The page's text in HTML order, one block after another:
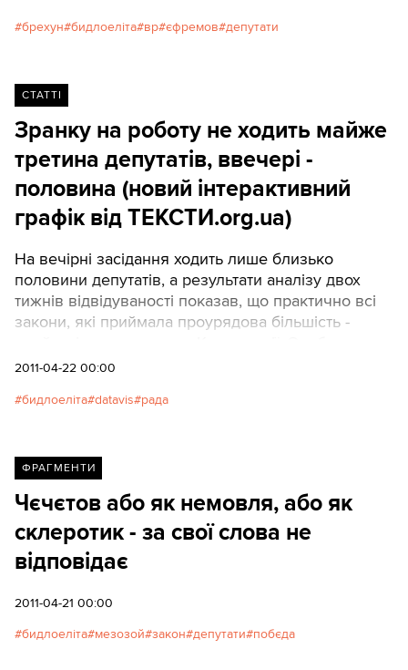
брехун бидлоеліта вр єфремов депутати
СТАТТІ
Зранку на роботу не ходить майже
третина депутатів, ввечері -
половина (новий інтерактивний
графік від ТЕКСТИ.org.ua)
На вечірні засідання ходить лише близько
половини депутатів, а результати аналізу двох
тижнів відвідуваності показав, що практично всі
закони, які приймала проурядова більшість -
жахливою виглядає ситуація ввечері, коли у
складу депутатів ВР.Наразі, з 5 квітня - початку
квітня - у "більшості" під час голосувань було
достатньо депутатів, щоб приймати закони, не
порушуючи Конституцію (і теж, тоді у залі було
лише 228 чоловік).
2011-04-22 00:00
бидлоеліта datavis рада
ФРАГМЕНТИ
Чєчєтов або як немовля, або як
склеротик - за свої слова не
відповідає
2011-04-21 00:00
бидлоеліта мезозой закон депутати побєда